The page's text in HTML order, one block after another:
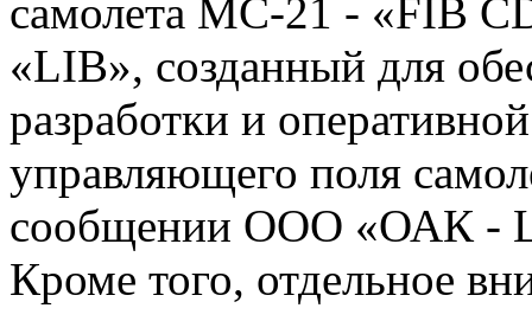
самолета МС-21 - «FIB
«LIB», созданный для
разработки и
управляющего поля
сообщении ООО «ОАК -
Кроме того, отдельное